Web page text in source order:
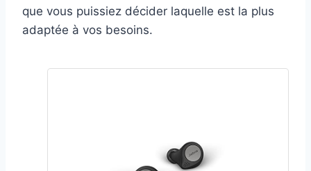
que vous puissiez décider laquelle est la plus
adaptée à vos besoins.